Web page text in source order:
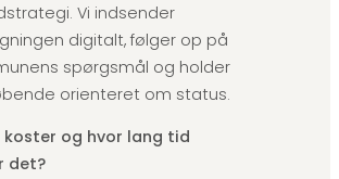
Vi indsender
digitalt, følger op på
spørgsmål og holder
orienteret om status.
koster og hvor lang tid
det?